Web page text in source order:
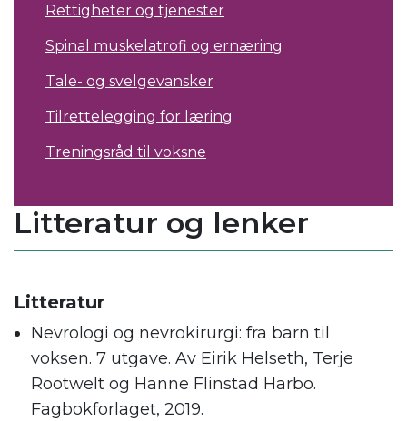
Rettigheter og tjenester
Spinal muskelatrofi og ernæring
Tale- og svelgevansker
Tilrettelegging for læring
Treningsråd til voksne
Litteratur og lenker
Litteratur
Nevrologi og nevrokirurgi: fra barn til
voksen. 7 utgave. Av Eirik Helseth, Terje
Rootwelt og Hanne Flinstad Harbo.
Fagbokforlaget, 2019.